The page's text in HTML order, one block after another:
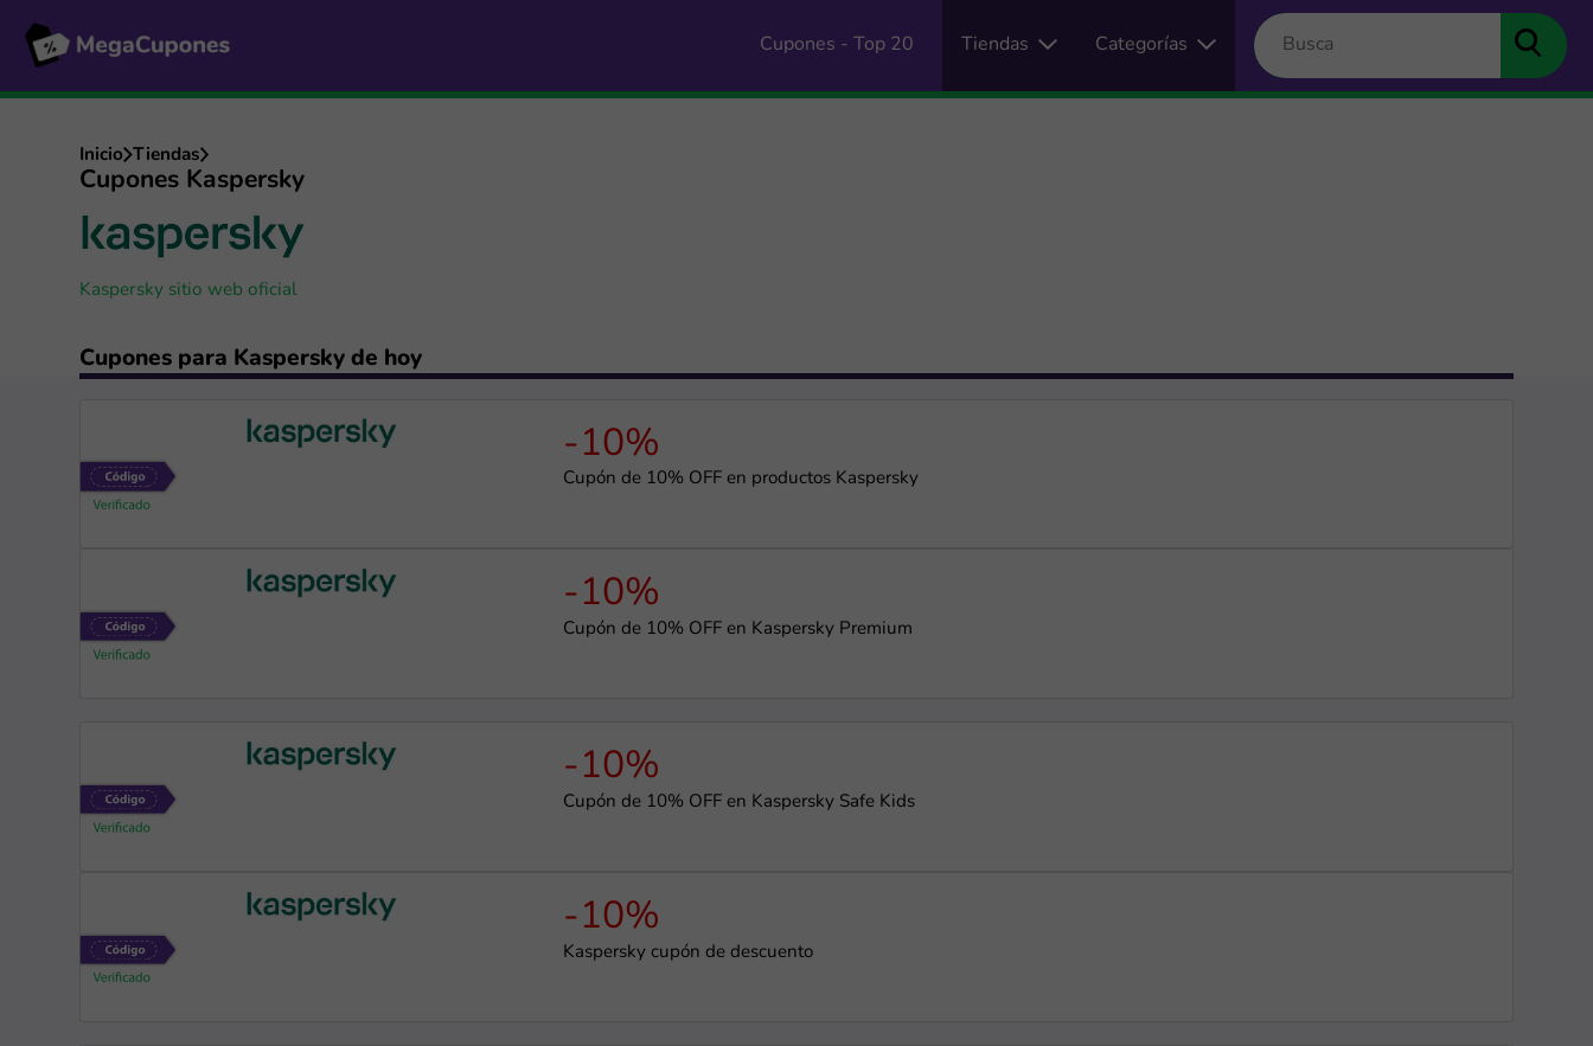
Cupones - Top 20 Tiendas Categorías
Inicio Tiendas
Cupones Kaspersky
Kaspersky sitio web oficial
Cupones para Kaspersky de hoy
-10%
Cupón de 10% OFF en productos Kaspersky
-10%
Cupón de 10% OFF en Kaspersky Premium
-10%
Cupón de 10% OFF en Kaspersky Safe Kids
-10%
Kaspersky cupón de descuento